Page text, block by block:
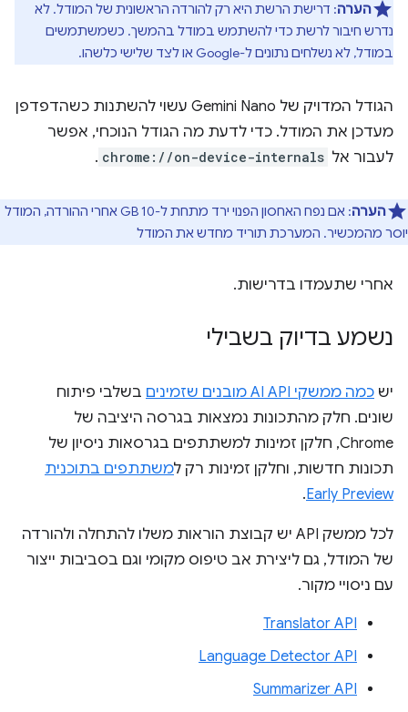
הערה: דרישת הרשת היא רק להורדה הראשונית של המודל. לא
נדרש חיבור לרשת כדי להשתמש במודל בהמשך. כשמשתמשים
במודל, לא נשלחים נתונים ל-Google או לצד שלישי כלשהו.
הגודל המדויק של Gemini Nano עשוי להשתנות כשהדפדפן
מעדכן את המודל. כדי לדעת מה הגודל הנוכחי, אפשר
לעבור אל chrome://on-device-internals
.
הערה
: אם נפח האחסון הפנוי ירד מתחת ל-10 GB אחרי ההורדה, המודל
יוסר מהמכשיר. המערכת תוריד מחדש את המודל
אחרי שתעמדו בדרישות.
נשמע בדיוק בשבילי
יש כמה ממשקי AI API מובנים שזמינים
בשלבי פיתוח
שונים. חלק מהתכונות נמצאות בגרסה היציבה של
Chrome, חלקן זמינות למשתתפים בגרסאות ניסיון של
תכונות חדשות, וחלקן זמינות רק למשתתפים בתוכנית
Early Preview
.
לכל ממשק API יש קבוצת הוראות משלו להתחלה ולהורדה
של המודל, גם ליצירת אב טיפוס מקומי וגם בסביבות ייצור
עם ניסויי מקור.
Translator API
Language Detector API
Summarizer API